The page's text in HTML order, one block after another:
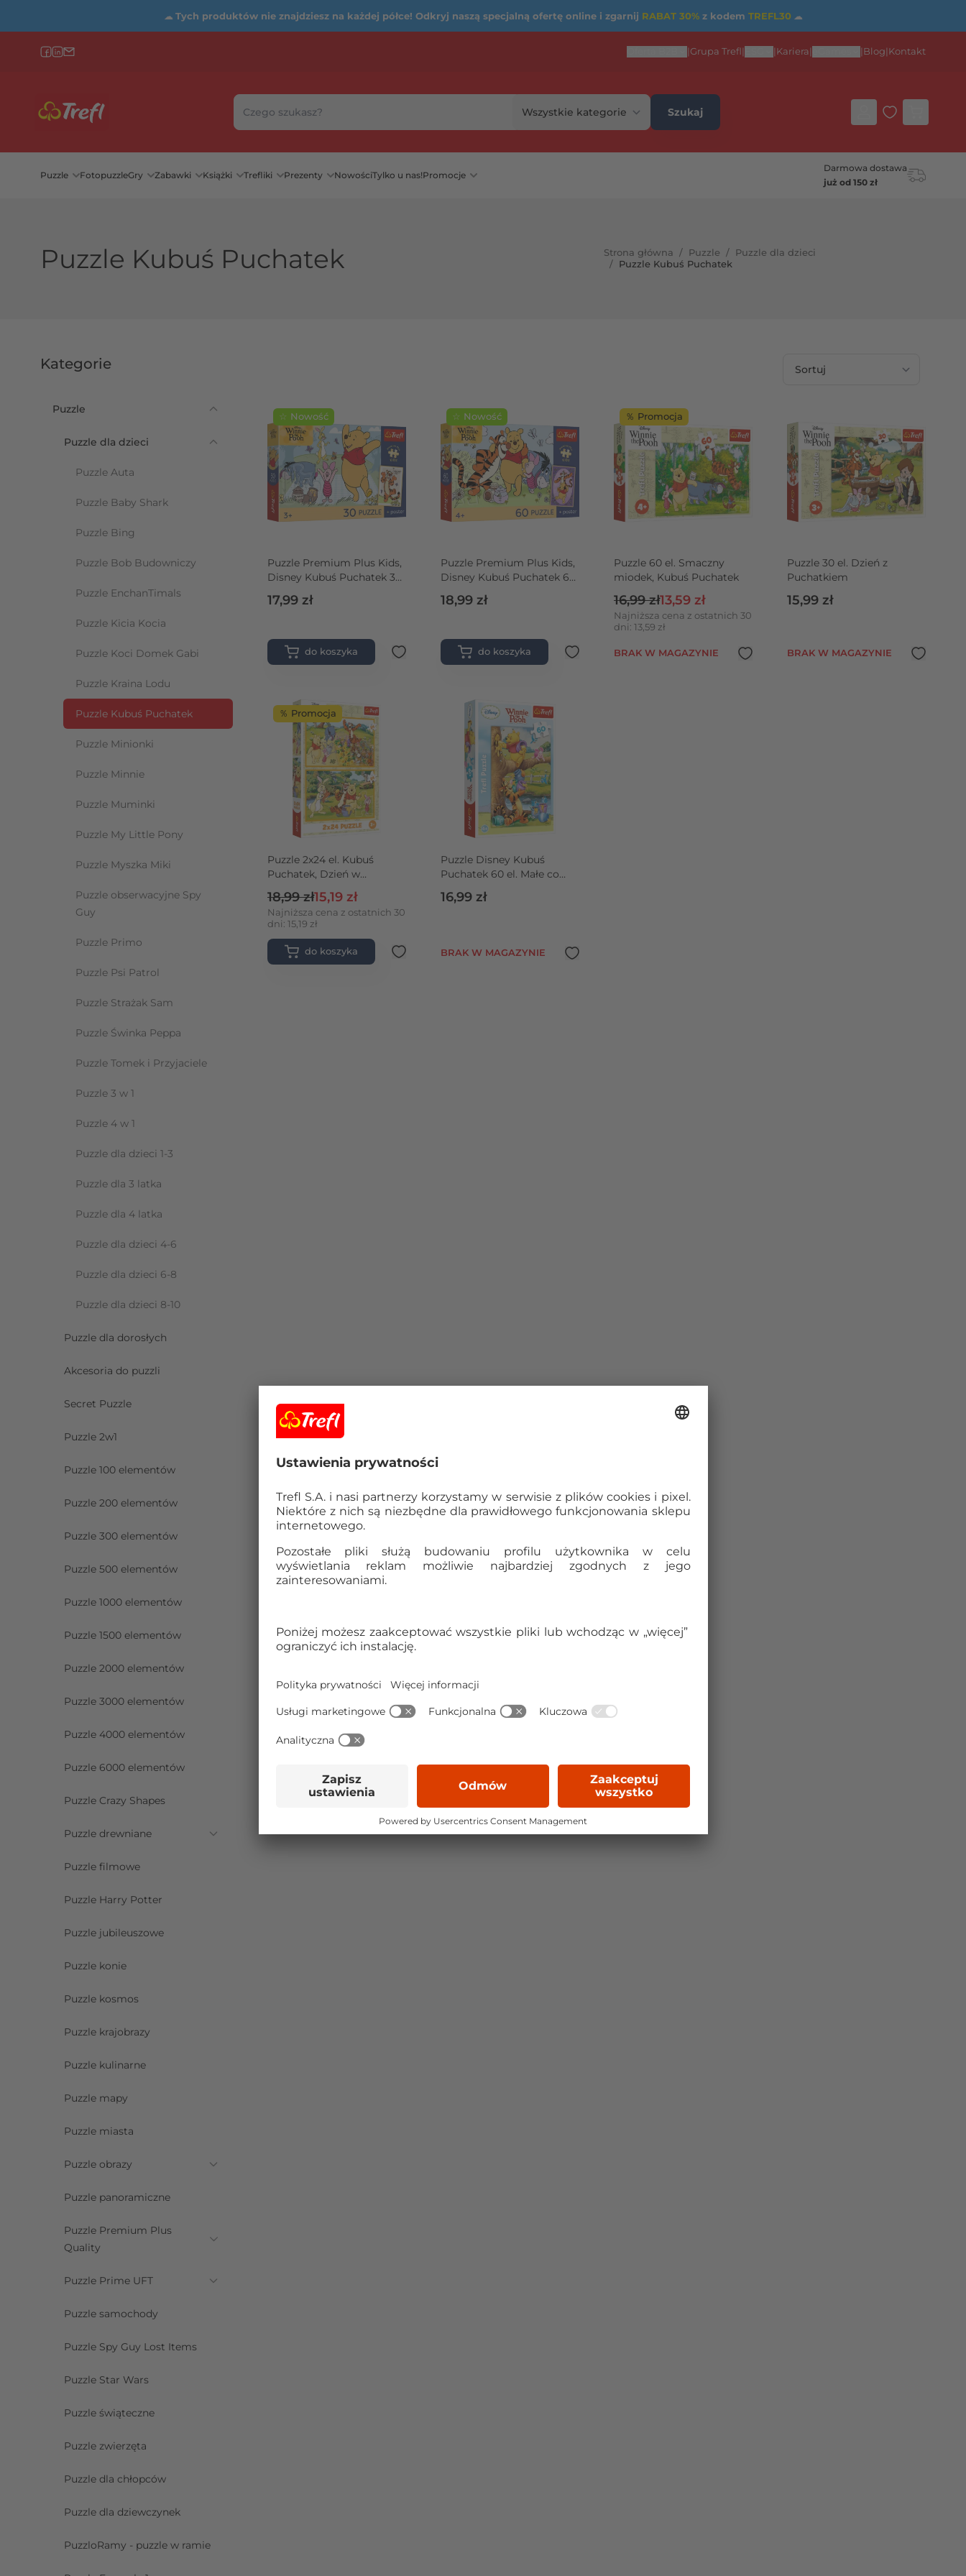
☁ Tych produktów nie znajdziesz na każdej półce! Odkryj naszą specjalną ofertę online i zgarnij RABAT 30%z kodem TREFL30 ☁
Grupa Trefl Kariera Blog Kontakt
Szukaj w sklepie...
Wybierz kategorię
Szukaj
Puzzle FotopuzzleGry Zabawki Książki Trefliki Prezenty NowościTylko u nas!Promocje
Darmowa dostawa
już od 150 zł
Puzzle Kubuś Puchatek Strona główna / Puzzle / Puzzle dla dzieci
/ Puzzle Kubuś Puchatek
Kategorie
Przejdź do listy produktów
Puzzle
Puzzle dla dzieci
Puzzle Auta
Puzzle Baby Shark
Puzzle Bing
Puzzle Bob Budowniczy
Puzzle EnchanTimals
Puzzle Kicia Kocia
Puzzle Koci Domek Gabi
Puzzle Kraina Lodu
Puzzle Kubuś Puchatek
Puzzle Minionki
Puzzle Minnie
Puzzle Muminki
Puzzle My Little Pony
Puzzle Myszka Miki
Puzzle obserwacyjne Spy
Guy
Puzzle Primo
Puzzle Psi Patrol
Puzzle Strażak Sam
Puzzle Świnka Peppa
Puzzle Tomek i Przyjaciele
Puzzle 3 w 1
Puzzle 4 w 1
Puzzle dla dzieci 1-3
Puzzle dla 3 latka
Puzzle dla 4 latka
Puzzle dla dzieci 4-6
Puzzle dla dzieci 6-8
Puzzle dla dzieci 8-10
Puzzle dla dorosłych
Akcesoria do puzzli
Secret Puzzle
Puzzle 2w1
Puzzle 100 elementów
Puzzle 200 elementów
Puzzle 300 elementów
Puzzle 500 elementów
Puzzle 1000 elementów
Puzzle 1500 elementów
Puzzle 2000 elementów
Puzzle 3000 elementów
Puzzle 4000 elementów
Puzzle 6000 elementów
Puzzle Crazy Shapes
Puzzle drewniane
Puzzle filmowe
Puzzle Harry Potter
Puzzle jubileuszowe
Puzzle konie
Puzzle kosmos
Puzzle krajobrazy
Puzzle kulinarne
Puzzle mapy
Puzzle miasta
Puzzle obrazy
Puzzle panoramiczne
Puzzle Premium Plus
Quality
Puzzle Prime UFT
Puzzle samochody
Puzzle Spy Guy Lost Items
Puzzle Star Wars
Puzzle świąteczne
Puzzle zwierzęta
Puzzle dla chłopców
Puzzle dla dziewczynek
PuzzloRamy - puzzle w ramie
☆ Nowość
Puzzle Premium Plus Kids,
Disney Kubuś Puchatek 30
el. Słodkie chwile +
kolekcjonerski plakat
17,99 zł
do koszyka
☆ Nowość
Puzzle Premium Plus Kids,
Disney Kubuś Puchatek 60
el. Uśmiech i miód +
kolekcjonerski plakat
18,99 zł
do koszyka
％ Promocja
Puzzle 60 el. Smaczny
miodek, Kubuś Puchatek
Cena promocyjna
13,59 zł
Cena regularna
16,99 zł
Najniższa cena z ostatnich 30
dni: 13,59 zł
BRAK W MAGAZYNIE
Puzzle 30 el. Dzień z
Puchatkiem
15,99 zł
BRAK W MAGAZYNIE
％ Promocja
Puzzle 2x24 el. Kubuś
Puchatek, Dzień w
Cena promocyjna
15,19 zł
Cena regularna
18,99 zł
Najniższa cena z ostatnich 30
dni: 15,19 zł
do koszyka
Puzzle Disney Kubuś
Puchatek 60 el. Małe co
16,99 zł
BRAK W MAGAZYNIE